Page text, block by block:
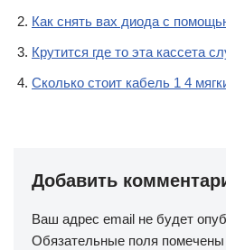
Как снять вах диода с
Крутится где то эта кассета
Сколько стоит кабель 1 4
Добавить
Ваш адрес email не будет
Обязательные поля помечены